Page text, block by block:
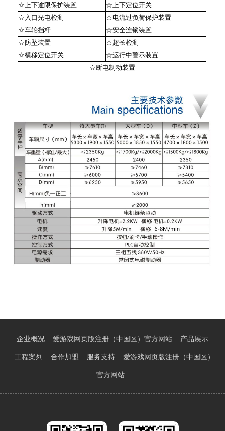
☆上下逾限保护装置
☆上下定位开关
☆入口光电检测
☆电流过负荷保护装置
☆车轮挡杆
☆安全连锁装置
☆防坠装置
☆超长检测
☆横移定位开关
☆运行中警示装置
☆断电制动装置
企业概况 爱游戏网页版注册（中国区）官方网站
产品展示
工程案列
合作加盟 服务支持
爱游戏网页版注册（中国区）
官方网站